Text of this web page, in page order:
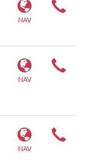
NAV
NAV
NAV